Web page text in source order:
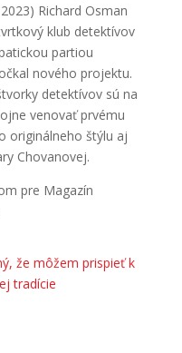
Richard Osman
klub detektívov
partiou
nového projektu.
detektívov sú na
venovať prvému
originálneho štýlu aj
Chovanovej.
pre Magazín
že môžem prispieť k
tradície